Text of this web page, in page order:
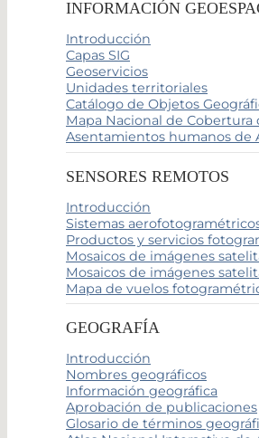
INFORMACIÓN
Introducción
Capas SIG
Geoservicios
Unidades territoriales
Catálogo de Objetos
Mapa Nacional de Cobertura
Asentamientos humanos de
SENSORES REMOTOS
Introducción
Sistemas
Productos y servicios
Mosaicos de imágenes
Mosaicos de imágenes
Mapa de vuelos
GEOGRAFÍA
Introducción
Nombres geográficos
Información geográfica
Aprobación de publicaciones
Glosario de términos